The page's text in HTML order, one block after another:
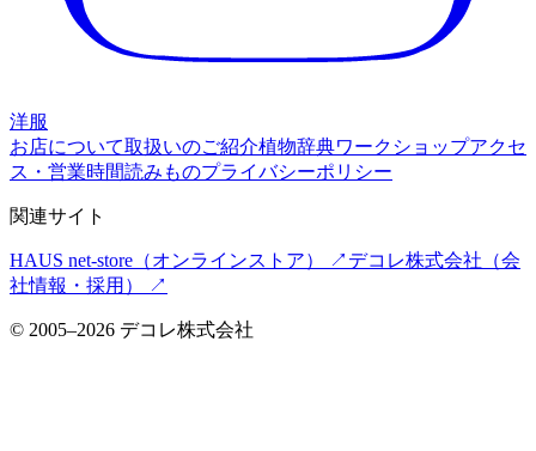
洋服
お店について取扱いのご紹介植物辞典ワークショップアクセ
ス・営業時間読みものプライバシーポリシー
関連サイト
HAUS net-store （オンラインストア） ↗ デコレ株式会社 （会
社情報・採用） ↗
© 2005–2026 デコレ株式会社